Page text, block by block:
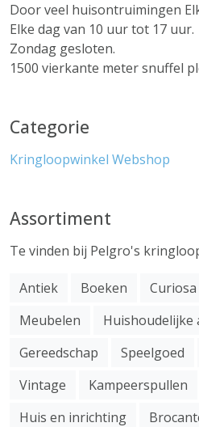
Door veel huisontruimingen
Elke dag van 10 uur tot 17 uur.
Zondag gesloten.
1500 vierkante meter snuffel
Categorie
Kringloopwinkel Webshop
Assortiment
Te vinden bij Pelgro's
Antiek Boeken Curiosa
Meubelen
Huishoudelijke
Gereedschap
Speelgoed
Vintage
Kampeerspullen
Huis en inrichting